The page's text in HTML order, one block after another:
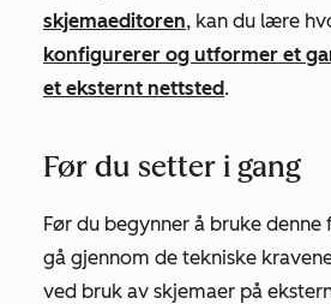
skjemaeditoren, kan du lære
konfigurerer og utformer et
et eksternt nettsted.
Før du setter i gang
Før du begynner å bruke denne
gå gjennom de tekniske
ved bruk av skjemaer på